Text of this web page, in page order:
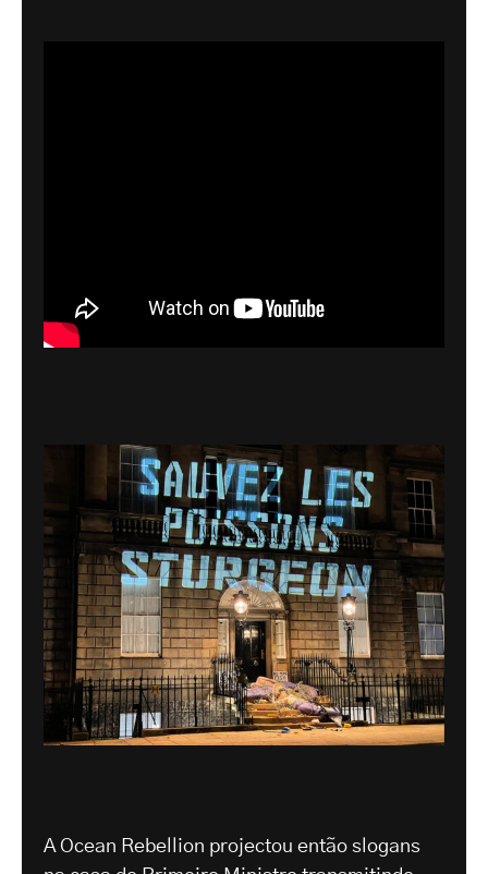
A Ocean Rebellion projectou então slogans